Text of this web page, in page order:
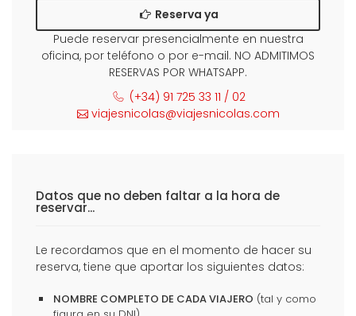
Reserva ya
Puede reservar presencialmente en nuestra
oficina, por teléfono o por e-mail. NO ADMITIMOS
RESERVAS POR WHATSAPP.
(+34) 91 725 33 11 / 02
viajesnicolas@viajesnicolas.com
Datos que no deben faltar a la hora de
reservar...
Le recordamos que en el momento de hacer su
reserva, tiene que aportar los siguientes datos:
NOMBRE COMPLETO DE CADA VIAJERO (tal y como